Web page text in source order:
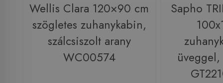
Wellis Clara 120×90 cm
szögletes zuhanykabin,
szálcsiszolt arany
WC00574
Sapho